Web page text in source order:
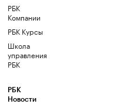
РБК
Компании
РБК Курсы
Школа
управления
РБК
РБК
Новости